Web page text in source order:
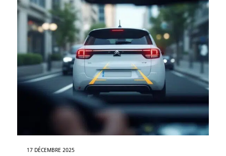
17 DÉCEMBRE 2025